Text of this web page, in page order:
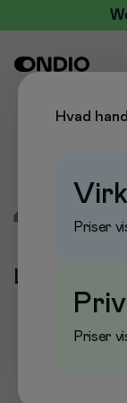
Leitz
Hvad
Priser
Priser